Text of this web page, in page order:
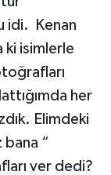
idi. Kenan
ki isimlerle
her
Elimdeki
bana “
ver dedi?